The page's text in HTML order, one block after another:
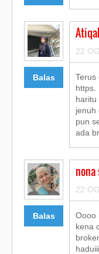
Balas
22
Terus
https.
haritu
jenuh
pun
ada
Balas
nona
22
Oooo
kena
haduiii